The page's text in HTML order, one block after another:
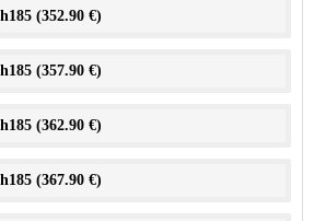
(352.90 €)
(357.90 €)
(362.90 €)
(367.90 €)